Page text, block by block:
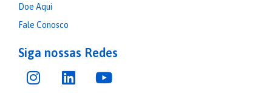
Doe Aqui
Fale Conosco
Siga nossas Redes